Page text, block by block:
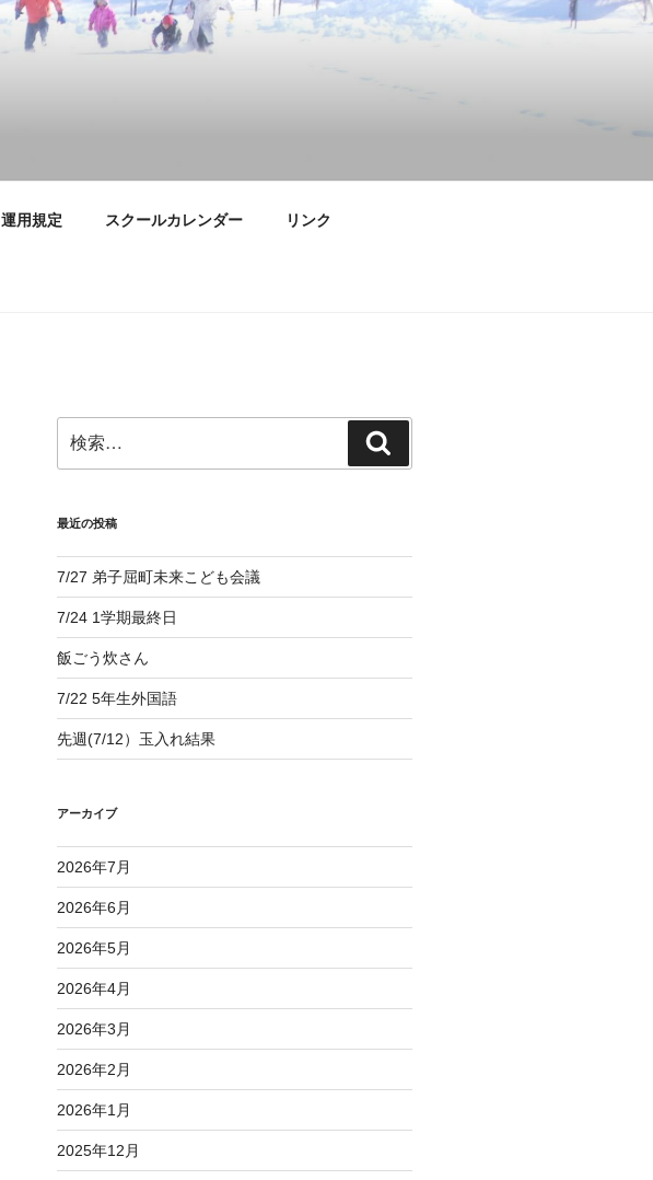
運用規定 スクールカレンダー リンク
索:
索
最近の投稿
7/27 弟子屈町未来こども会議
7/24 1学期最終日
飯ごう炊さん
7/22 5年生外国語
先週(7/12）玉入れ結果
アーカイブ
2026年7月
2026年6月
2026年5月
2026年4月
2026年3月
2026年2月
2026年1月
2025年12月